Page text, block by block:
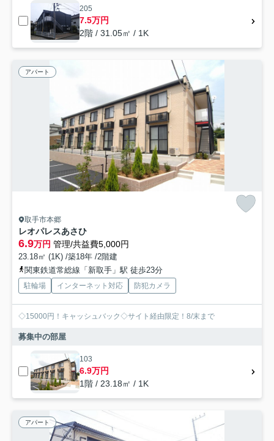
205
7.5万円
2階 / 31.05㎡ / 1K
アパート
取手市本郷
レオパレスあさひ
6.9万円 管理/共益費5,000円
23.18㎡ (1K) /築18年 /2階建
関東鉄道常総線「新取手」駅 徒歩23分
駐輪場 インターネット対応 防犯カメラ
◇15000円！キャッシュバック◇サイト経由限定！8/末まで
募集中の部屋
103
6.9万円
1階 / 23.18㎡ / 1K
アパート